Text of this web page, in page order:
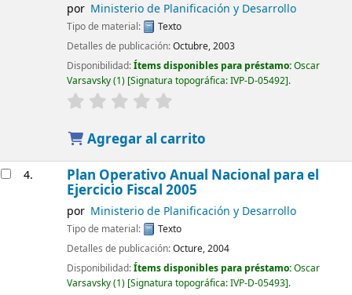
por Ministerio de Planificación y Desarrollo
Tipo de material:
Texto
Detalles de publicación:Octubre, 2003
Disponibilidad:Ítems disponibles para préstamo:Oscar
Varsavsky(1) Signatura topográfica:IVP-D-05492 .
Agregar al carrito
4. Plan Operativo Anual Nacional para el
Ejercicio Fiscal 2005
por Ministerio de Planificación y Desarrollo
Tipo de material:
Texto
Detalles de publicación:Octure, 2004
Disponibilidad:Ítems disponibles para préstamo:Oscar
Varsavsky(1) Signatura topográfica:IVP-D-05493 .